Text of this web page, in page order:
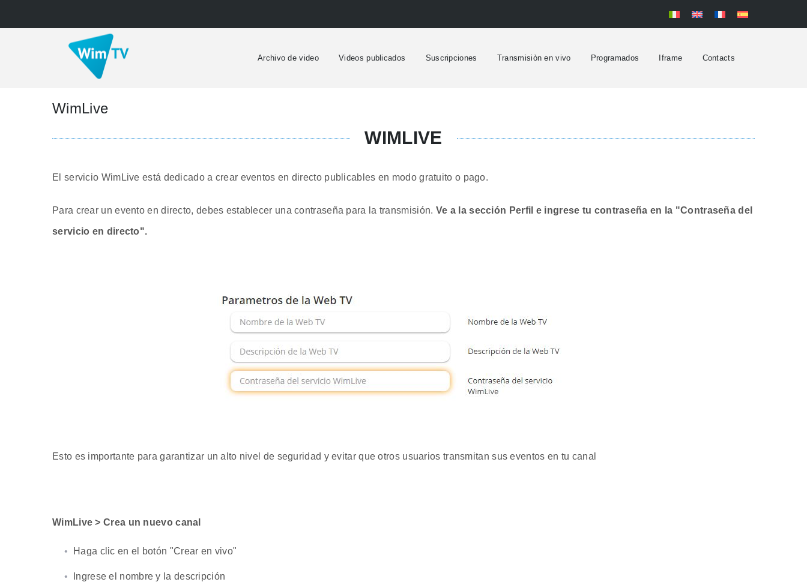
Archivo de video Videos publicados Suscripciones Transmisiòn en vivo Programados Iframe Contacts
WimLive
WIMLIVE
El servicio WimLive está dedicado a crear eventos en directo publicables en modo gratuito o pago.
Para crear un evento en directo, debes establecer una contraseña para la transmisión. Ve a la sección Perfil e ingrese tu contraseña en la "Contraseña del
servicio en directo".
Esto es importante para garantizar un alto nivel de seguridad y evitar que otros usuarios transmitan sus eventos en tu canal
WimLive > Crea un nuevo canal
Haga clic en el botón "Crear en vivo"
Ingrese el nombre y la descripción